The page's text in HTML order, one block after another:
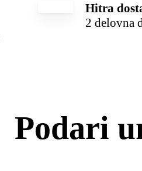
Hitra
2 delovna
Podari